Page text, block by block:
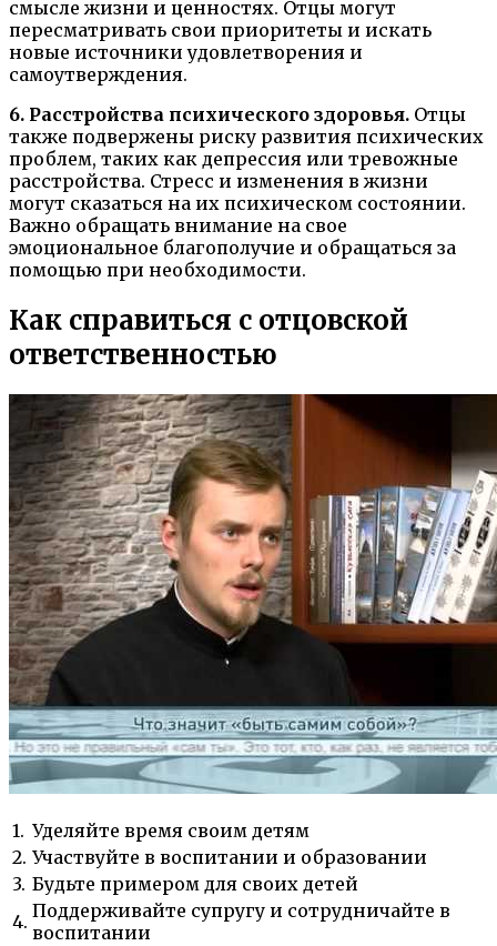
смысле жизни и ценностях. Отцы могут
пересматривать свои приоритеты и искать
новые источники удовлетворения и
самоутверждения.
6. Расстройства психического здоровья. Отцы
также подвержены риску развития психических
проблем, таких как депрессия или тревожные
расстройства. Стресс и изменения в жизни
могут сказаться на их психическом состоянии.
Важно обращать внимание на свое
эмоциональное благополучие и обращаться за
помощью при необходимости.
Как справиться с отцовской
ответственностью
1. Уделяйте время своим детям
2. Участвуйте в воспитании и образовании
3. Будьте примером для своих детей
4. Поддерживайте супругу и сотрудничайте в
воспитании